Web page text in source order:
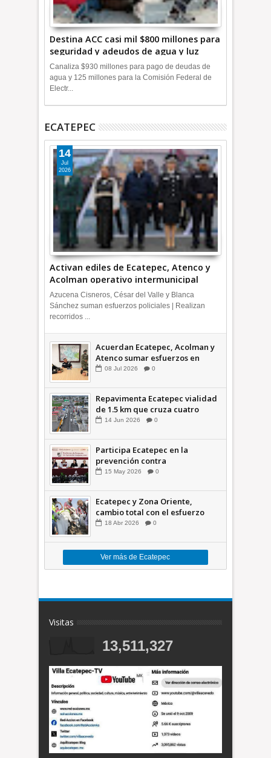
Destina ACC casi mil $800 millones para
seguridad y adeudos de agua y luz
+Video
Canaliza $930 millones para pago de deudas de
agua y 125 millones para la Comisión Federal de
Electr...
ECATEPEC
Activan ediles de Ecatepec, Atenco y
Acolman operativo intermunicipal
14
Jul
2026
Azucena Cisneros, César del Valle y Blanca
Sánchez suman esfuerzos policiales | Realizan
recorridos ...
Acuerdan Ecatepec, Acolman y
Atenco sumar esfuerzos en
seguridad
08 Jul 2026 0
Repavimenta Ecatepec vialidad
de 1.5 km que cruza cuatro
comunidades +Video
14 Jun 2026 0
Participa Ecatepec en la
prevención contra
inundaciones en el Valle de
15 May 2026 0
Ecatepec y Zona Oriente,
cambio total con el esfuerzo
conjunto: Azucena; retiran 21
18 Abr 2026 0
Ver más de Ecatepec
Visitas
13,511,327